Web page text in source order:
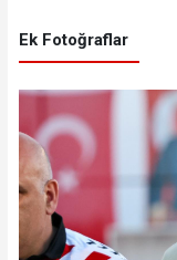
Ek Fotoğraflar